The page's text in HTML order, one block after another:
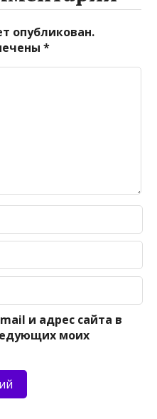
опубликован.
*
и адрес сайта в
моих